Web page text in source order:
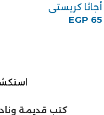
أجاثا كريستى
EGP 65
كتب قديمة